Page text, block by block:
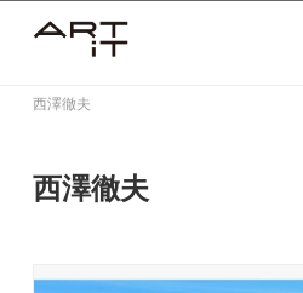
西澤徹夫
西澤徹夫